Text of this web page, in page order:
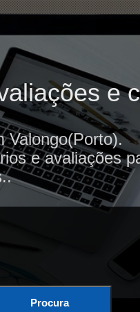
e
Valongo(Porto).
e avaliações
Procura